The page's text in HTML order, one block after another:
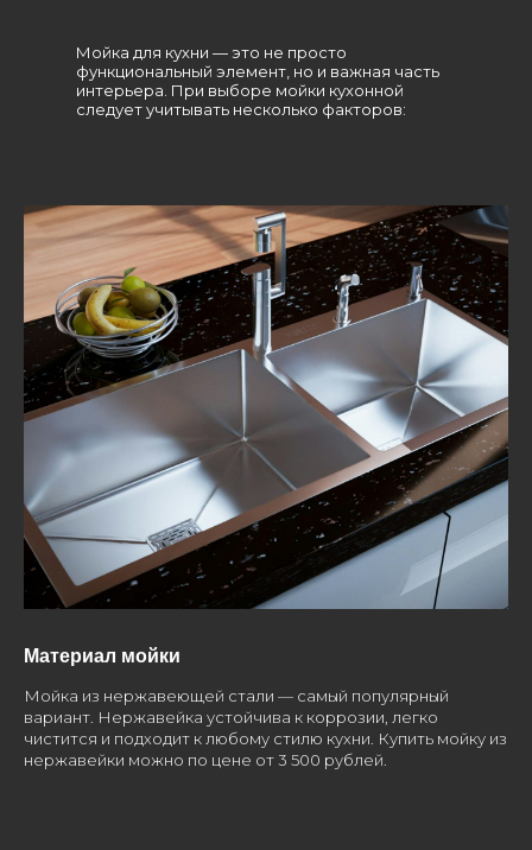
Мойка для кухни — это не просто
функциональный элемент, но и важная часть
интерьера. При выборе мойки кухонной
следует учитывать несколько факторов:
Материал мойки
Мойка из нержавеющей стали — самый популярный
вариант. Нержавейка устойчива к коррозии, легко
чистится и подходит к любому стилю кухни. Купить мойку из
нержавейки можно по цене от 3 500 рублей.